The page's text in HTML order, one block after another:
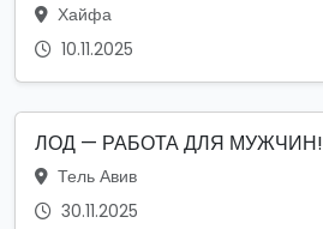
Хайфа
10.11.2025
ЛОД — РАБОТА ДЛЯ МУЖЧИН!
Тель Авив
30.11.2025